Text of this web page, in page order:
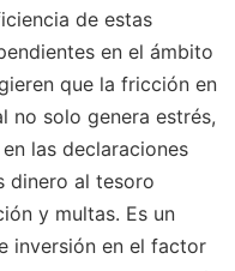
de estas
en el ámbito
que la fricción en
no solo genera estrés,
las declaraciones
dinero al tesoro
y multas. Es un
inversión en el factor